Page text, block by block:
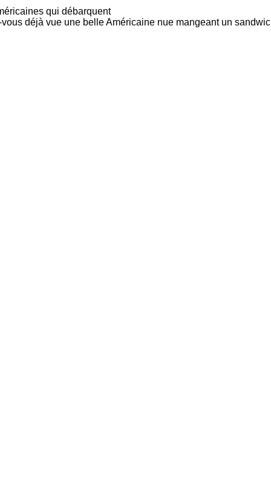
qui débarquent
déjà vue une belle Américaine nue mangeant un